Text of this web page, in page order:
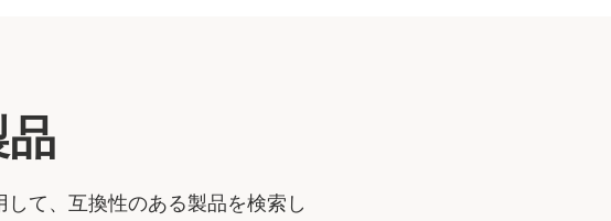
て、互換性のある製品を検索し